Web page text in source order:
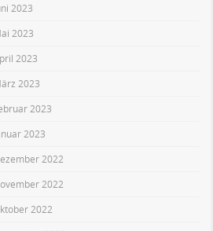
2023
2023
2023
2023
2023
2023
2022
2022
2022